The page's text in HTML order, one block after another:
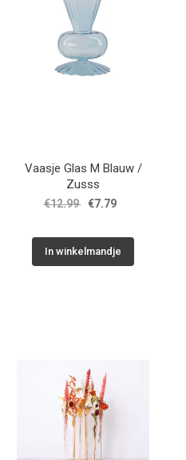
Vaasje Glas M Blauw /
Zusss
€12.99 €7.79
In winkelmandje